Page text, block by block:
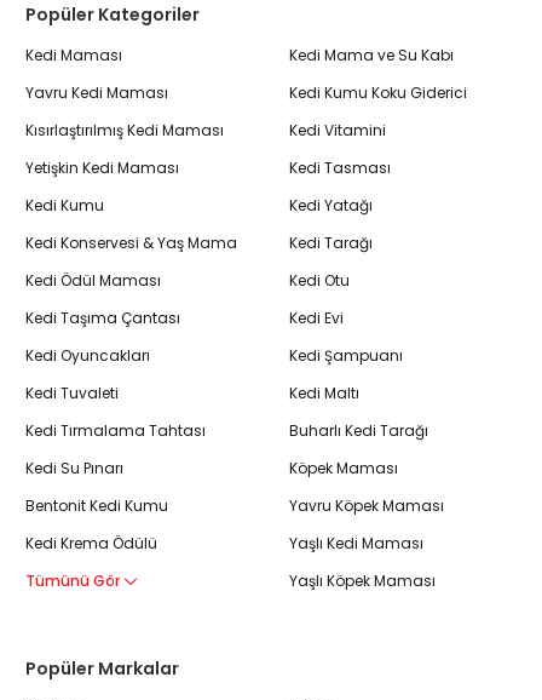
Popüler Kategoriler
Kedi Maması
Yavru Kedi Maması
Kısırlaştırılmış Kedi Maması
Yetişkin Kedi Maması
Kedi Kumu
Kedi Konservesi & Yaş Mama
Kedi Ödül Maması
Kedi Taşıma Çantası
Kedi Oyuncakları
Kedi Tuvaleti
Kedi Tırmalama Tahtası
Kedi Su Pınarı
Bentonit Kedi Kumu
Kedi Krema Ödülü
Tümünü Gör
Kedi Mama ve Su Kabı
Kedi Kumu Koku Giderici
Kedi Vitamini
Kedi Tasması
Kedi Yatağı
Kedi Tarağı
Kedi Otu
Kedi Evi
Kedi Şampuanı
Kedi Maltı
Buharlı Kedi Tarağı
Köpek Maması
Yavru Köpek Maması
Yaşlı Kedi Maması
Yaşlı Köpek Maması
Popüler Markalar